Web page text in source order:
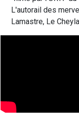
L'autorail des
Lamastre, Le